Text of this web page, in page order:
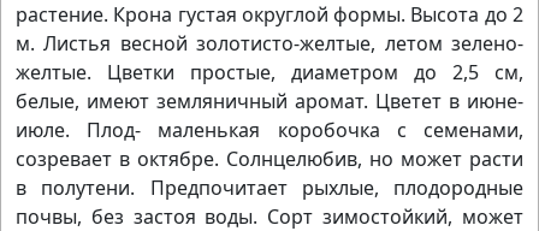
растение. Крона густая округлой формы. Высота до 2
м. Листья весной золотисто-желтые, летом зелено-
желтые. Цветки простые, диаметром до 2,5 см,
белые, имеют земляничный аромат. Цветет в июне-
июле. Плод- маленькая коробочка с семенами,
созревает в октябре. Солнцелюбив, но может расти
в полутени. Предпочитает рыхлые, плодородные
почвы, без застоя воды. Сорт зимостойкий, может